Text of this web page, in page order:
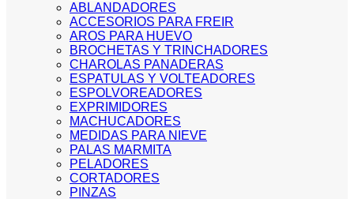
ABLANDADORES
ACCESORIOS PARA FREIR
AROS PARA HUEVO
BROCHETAS Y TRINCHADORES
CHAROLAS PANADERAS
ESPATULAS Y VOLTEADORES
ESPOLVOREADORES
EXPRIMIDORES
MACHUCADORES
MEDIDAS PARA NIEVE
PALAS MARMITA
PELADORES
CORTADORES
PINZAS